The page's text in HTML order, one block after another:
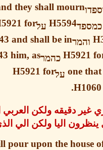
and they shall
H5594 על H5921for
H4843and shall be in
כהמר H4843him, as
על H5921for
ولكن العربي ادق
اليا ولكن الي الذي
I will pour upon the